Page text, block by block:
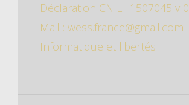
Déclaration CNIL : 1507045 v 0
Mail : wess.france@gmail.com
Informatique et libertés